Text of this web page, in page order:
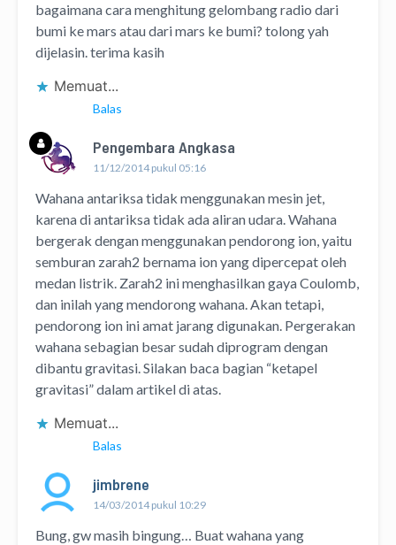
bagaimana cara menghitung gelombang radio dari
bumi ke mars atau dari mars ke bumi? tolong yah
dijelasin. terima kasih
Memuat...
Balas
Pengembara Angkasa
11/12/2014 pukul 05:16
Wahana antariksa tidak menggunakan mesin jet,
karena di antariksa tidak ada aliran udara. Wahana
bergerak dengan menggunakan pendorong ion, yaitu
semburan zarah2 bernama ion yang dipercepat oleh
medan listrik. Zarah2 ini menghasilkan gaya Coulomb,
dan inilah yang mendorong wahana. Akan tetapi,
pendorong ion ini amat jarang digunakan. Pergerakan
wahana sebagian besar sudah diprogram dengan
dibantu gravitasi. Silakan baca bagian “ketapel
gravitasi” dalam artikel di atas.
Memuat...
Balas
jimbrene
14/03/2014 pukul 10:29
Bung, gw masih bingung… Buat wahana yang